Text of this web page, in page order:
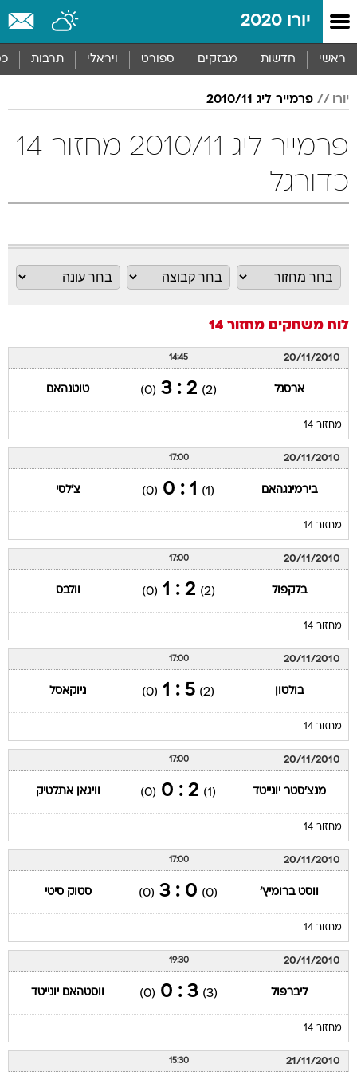
יורו 2020
ראשי חדשות מבזקים ספורט ויראלי תרבות
יורו פרמייר ליג 2010/11
פרמייר ליג 2010/11 מחזור 14
כדורגל
לוח משחקים מחזור 14
20/11/2010
14:45
ארסנל (2)
2 : 3
(0) טוטנהאם
מחזור 14
20/11/2010
17:00
בירמינגהאם (1)
1 : 0
(0) צ'לסי
מחזור 14
20/11/2010
17:00
בלקפול (2)
2 : 1
(0) וולבס
מחזור 14
20/11/2010
17:00
בולטון (2)
5 : 1
(0) ניוקאסל
מחזור 14
20/11/2010
17:00
מנצ'סטר יונייטד (1)
2 : 0
(0) וויגאן אתלטיק
מחזור 14
20/11/2010
17:00
ווסט ברומיץ' (0)
0 : 3
(0) סטוק סיטי
מחזור 14
20/11/2010
19:30
ליברפול (3)
3 : 0
(0) ווסטהאם יונייטד
מחזור 14
21/11/2010
15:30